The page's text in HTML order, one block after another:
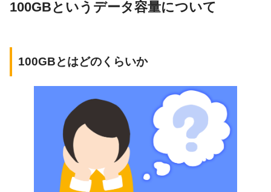
100GBというデータ容量について
100GBとはどのくらいか